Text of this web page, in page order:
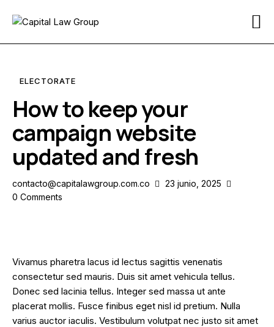
Inicio
Sobre Nosotros
Servicios
Blog
Contacto
ELECTORATE
How to keep your
campaign website
updated and fresh
contacto@capitalawgroup.com.co
23 junio, 2025
0 Comments
Vivamus pharetra lacus id lectus sagittis venenatis
consectetur sed mauris. Duis sit amet vehicula tellus.
Donec sed lacinia tellus. Integer sed massa ut ante
placerat mollis. Fusce finibus eget nisl id pretium. Nulla
varius auctor iaculis. Vestibulum volutpat nec justo sit amet